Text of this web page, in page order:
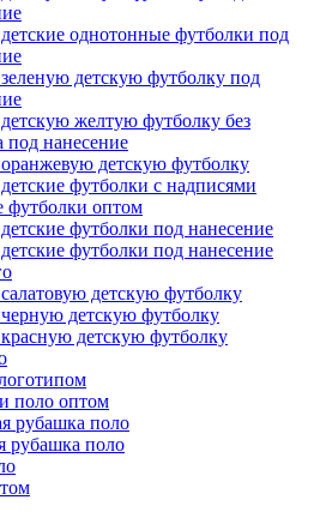
однотонные футболки под
детскую футболку под
желтую футболку без
под нанесение
детскую футболку
футболки с надписями
футболки оптом
футболки под нанесение
футболки под нанесение
детскую футболку
детскую футболку
детскую футболку
поло оптом
рубашка поло
рубашка поло